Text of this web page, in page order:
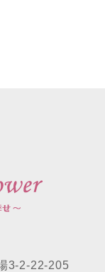
3-2-22-205